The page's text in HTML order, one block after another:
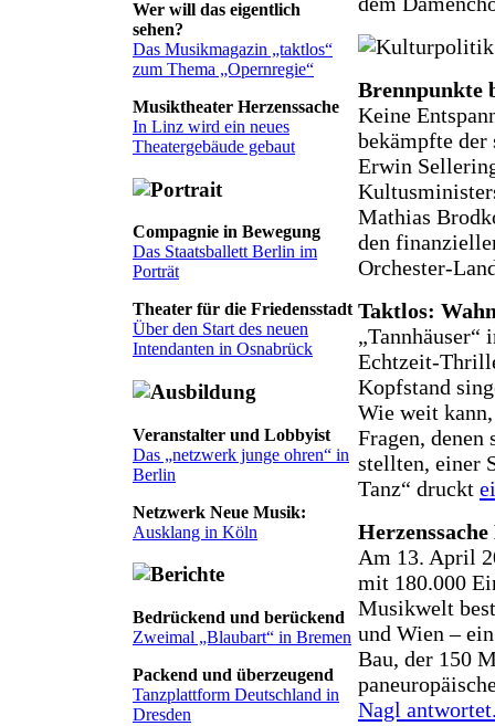
Wer will das eigentlich
sehen?
Das Musikmagazin „taktlos“
zum Thema „Opernregie“
Musiktheater Herzenssache
In Linz wird ein neues
Theatergebäude gebaut
Compagnie in Bewegung
Das Staatsballett Berlin im
Porträt
Theater für die Friedensstadt
Über den Start des neuen
Intendanten in Osnabrück
Veranstalter und Lobbyist
Das „netzwerk junge ohren“ in
Berlin
Netzwerk Neue Musik:
Ausklang in Köln
Bedrückend und berückend
Zweimal „Blaubart“ in Bremen
Packend und überzeugend
Tanzplattform Deutschland in
Dresden
Brennpunkte
Keine
bekämpfte
Erwin
Mathias
den
Orchester-
Taktlos:
Echtzeit-
Kopfstand
Wie weit
Fragen, denen
stellten, einer
Tanz“ druckt
Am 13. April
mit 180.000
Musikwelt
und Wien –
Bau, der 150
Nagl